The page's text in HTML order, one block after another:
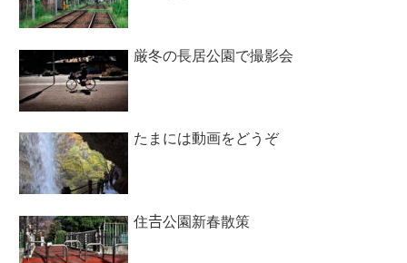
厳冬の長居公園で撮影会
たまには動画をどうぞ
住𠮷公園新春散策